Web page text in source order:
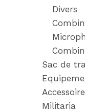
Divers
Sac de
Militaria